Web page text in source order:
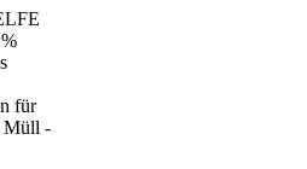
für
Müll -